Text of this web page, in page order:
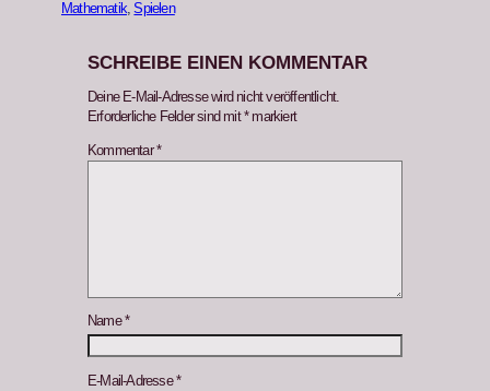
Mathematik, Spielen
SCHREIBE EINEN KOMMENTAR
Deine E-Mail-Adresse wird nicht veröffentlicht.
Erforderliche Felder sind mit*markiert
Kommentar*
Name*
E-Mail-Adresse*